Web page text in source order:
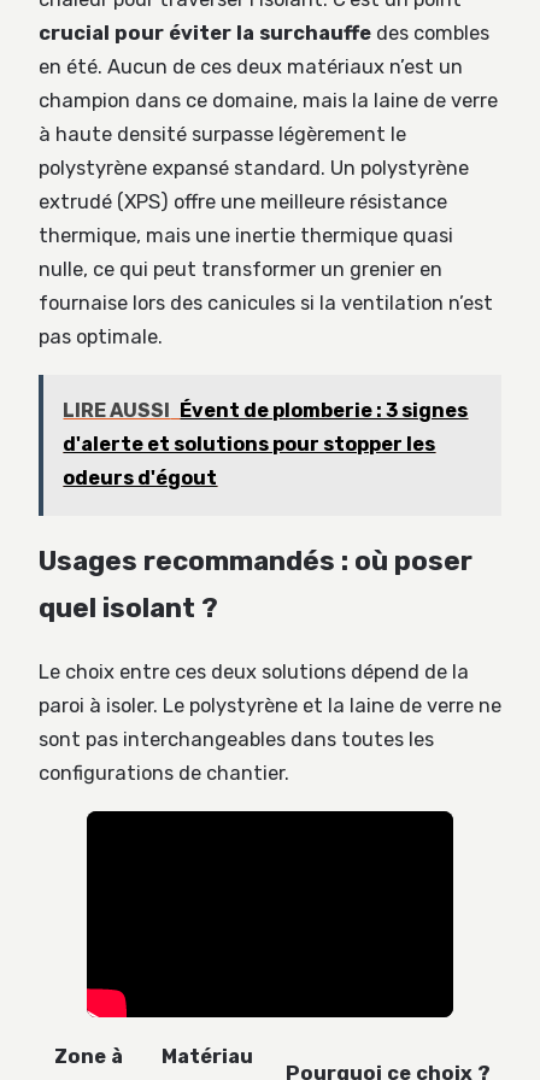
crucial pour éviter la surchauffe des combles
en été. Aucun de ces deux matériaux n’est un
champion dans ce domaine, mais la laine de verre
à haute densité surpasse légèrement le
polystyrène expansé standard. Un polystyrène
extrudé (XPS) offre une meilleure résistance
thermique, mais une inertie thermique quasi
nulle, ce qui peut transformer un grenier en
fournaise lors des canicules si la ventilation n’est
pas optimale.
LIRE AUSSI
Évent de plomberie : 3 signes
d'alerte et solutions pour stopper les
odeurs d'égout
Usages recommandés : où poser
quel isolant ?
Le choix entre ces deux solutions dépend de la
paroi à isoler. Le polystyrène et la laine de verre ne
sont pas interchangeables dans toutes les
configurations de chantier.
Zone à
Matériau
Pourquoi ce choix ?